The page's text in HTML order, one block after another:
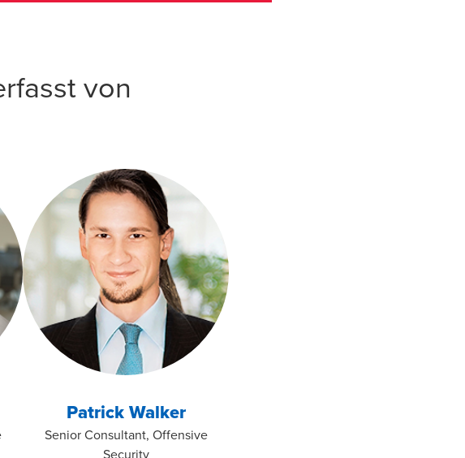
und Technical Security Consulting
von
Patrick Walker
Senior Consultant, Offensive
Security